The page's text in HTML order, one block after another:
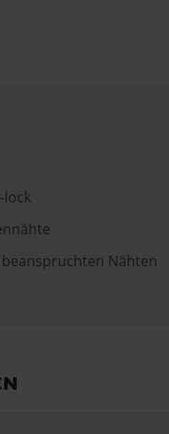
lock
Nähten